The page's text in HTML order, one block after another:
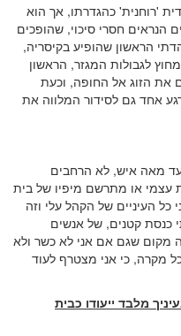
'רוחנית' כהגדרתו, אך הוא
הנראים חסרי סיכוי, שהופכים
הראשון שהופיע בקיסריה,
לגבולות המגזר, הראשון
את הזוג אל החופה, וכעת
אחד גם לסידור המלווה את
עד מאה איש, לא הרחבים
עצמי או מתרשם מיפיו של בית
כל העיניים של הקהל עלי וזה
כנסת קטנים, של אנשים
מקום שגם אם אני לא כשר ולא
מקרה, כי אני מצטרף לעוד
מלבד ייעודו כבית